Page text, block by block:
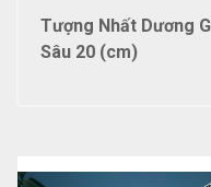
Tượng Nhất Dương
Sâu 20 (cm)